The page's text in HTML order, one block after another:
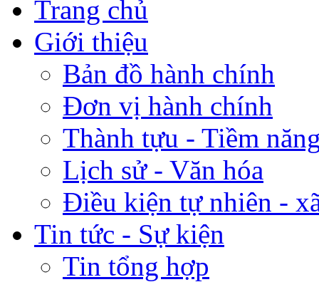
Trang chủ
Giới thiệu
Bản đồ hành chính
Đơn vị hành chính
Thành tựu - Tiềm
Lịch sử - Văn hóa
Điều kiện tự nhiên -
Tin tức - Sự kiện
Tin tổng hợp